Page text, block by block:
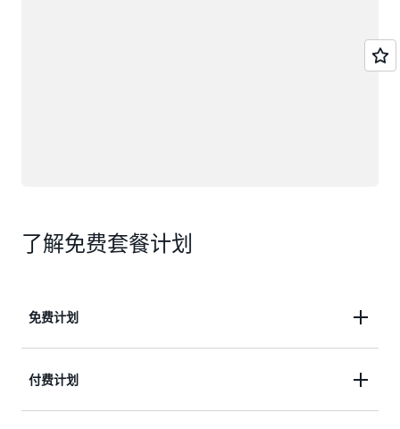
了解免费套餐计划
免费计划
使用高达 200 美元的 Free Tier 服务抵扣金开始您的
付费计划